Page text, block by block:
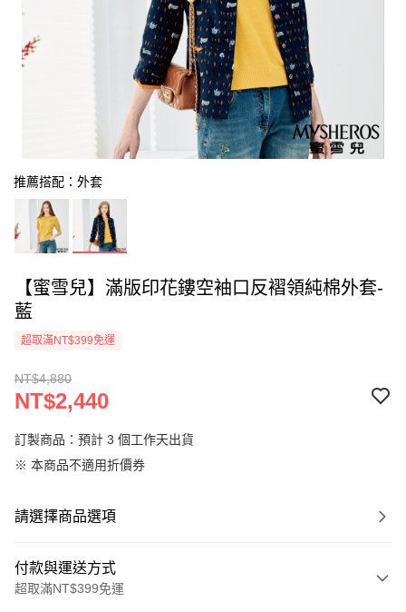
推薦搭配：外套
【蜜雪兒】滿版印花鏤空袖口反褶領純棉外套-
藍
超取滿NT$399免運
NT$4,880
NT$2,440
訂製商品：預計 3 個工作天出貨
※ 本商品不適用折價券
請選擇商品選項
付款與運送方式
超取滿NT$399免運